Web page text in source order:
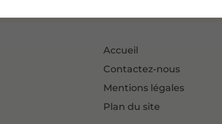
Accueil
Contactez-nous
Mentions légales
Plan du site